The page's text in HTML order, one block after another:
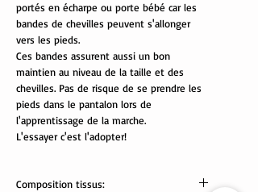
portés en écharpe ou porte bébé car les
bandes de chevilles peuvent s'allonger
vers les pieds.
Ces bandes assurent aussi un bon
maintien au niveau de la taille et des
chevilles. Pas de risque de se prendre les
pieds dans le pantalon lors de
l'apprentissage de la marche.
L'essayer c'est l'adopter!
Composition tissus: